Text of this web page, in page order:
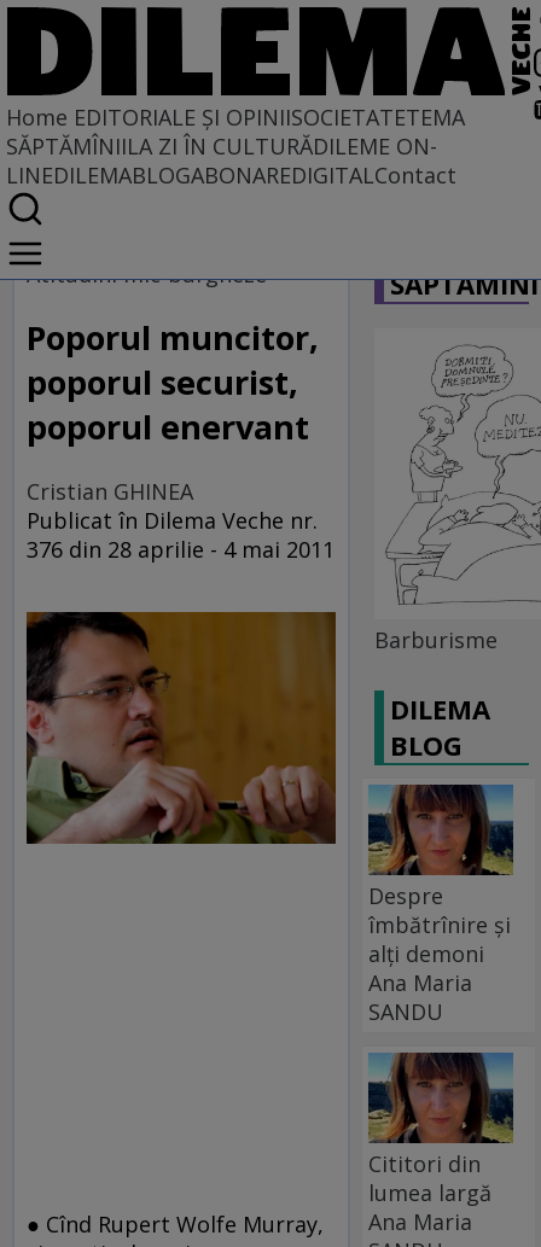
Home EDITORIALE ȘI OPINIISOCIETATETEMA
SĂPTĂMÎNIILA ZI ÎN CULTURĂDILEME ON-
LINEDILEMABLOGABONAREDIGITALContact
Home
EDITORIALE ȘI OPINII
Atitudini mic-burgheze
Poporul muncitor,
poporul securist,
poporul enervant
Cristian GHINEA
Publicat în Dilema Veche nr.
376 din 28 aprilie - 4 mai 2011
● Cînd Rupert Wolfe Murray,
Barburisme
DILEMA
BLOG
Despre
îmbătrînire și
alți demoni
Ana Maria
SANDU
Cititori din
lumea largă
Ana Maria